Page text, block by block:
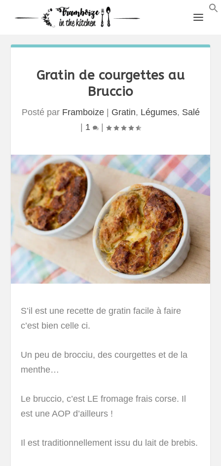
Gratin de courgettes au
Bruccio
Posté par Framboize| Gratin, Légumes, Salé
1
S’il est une recette de gratin facile à faire
c’est bien celle ci.
Un peu de brocciu, des courgettes et de la
menthe…
Le bruccio, c’est LE fromage frais corse. Il
est une AOP d’ailleurs !
Il est traditionnellement issu du lait de brebis.